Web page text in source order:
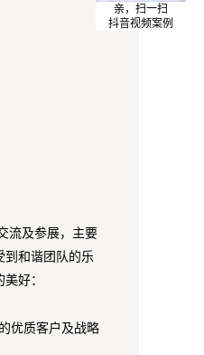
流及参展，主要
到和谐团队的乐
好：
优质客户及战略
亲，扫一扫
抖音视频案例